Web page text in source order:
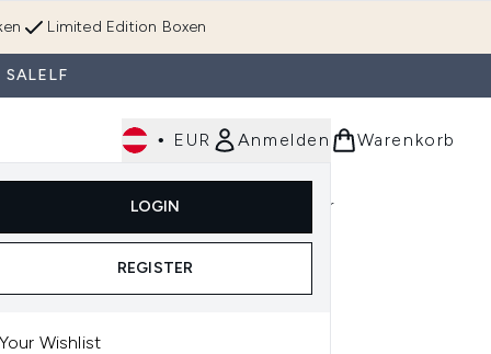
Limited Edition Boxen
SALELF
• EUR Anmelden
LOGIN
REGISTER
Wishlist
Warenkorb
Untermenü Anmelden (Accessoires & Tools)
Im Trend & Neu Männer